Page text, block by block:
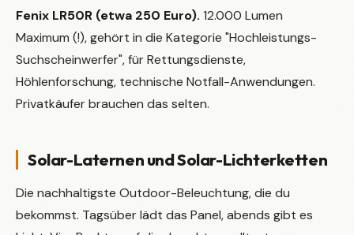
Fenix LR50R (etwa 250 Euro). 12.000 Lumen
Maximum (!), gehört in die Kategorie "Hochleistungs-
Suchscheinwerfer", für Rettungsdienste,
Höhlenforschung, technische Notfall-Anwendungen.
Privatkäufer brauchen das selten.
Solar-Laternen und Solar-Lichterketten
Die nachhaltigste Outdoor-Beleuchtung, die du
bekommst. Tagsüber lädt das Panel, abends gibt es